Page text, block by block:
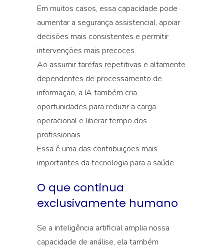
Em muitos casos, essa capacidade pode
aumentar a segurança assistencial, apoiar
decisões mais consistentes e permitir
intervenções mais precoces.
Ao assumir tarefas repetitivas e altamente
dependentes de processamento de
informação, a IA também cria
oportunidades para reduzir a carga
operacional e liberar tempo dos
profissionais.
Essa é uma das contribuições mais
importantes da tecnologia para a saúde.
O que continua
exclusivamente humano
Se a inteligência artificial amplia nossa
capacidade de análise, ela também